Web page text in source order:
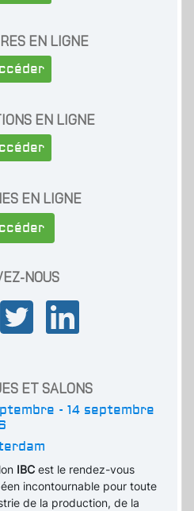
EN LIGNE
EN LIGNE
EN LIGNE
NOUS
ET SALONS
- 14 septembre
IBCest le rendez-vous
incontournable pour toute
de la production, de la